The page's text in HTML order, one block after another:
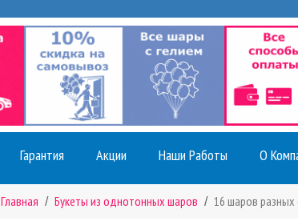
Гарантия Акции Наши Работы О
Главная Букеты из однотонных шаров 16 шаров разных